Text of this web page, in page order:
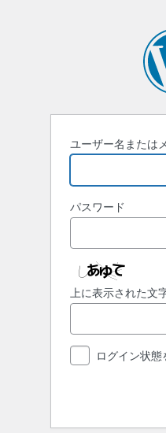
ユーザー名または
パスワード
上に表示された文
ログイン状態